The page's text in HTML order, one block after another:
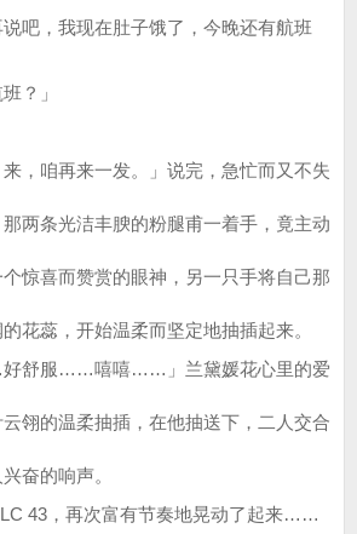
，我现在肚子饿了，今晚还有航班
？」
咱再来一发。」说完，急忙而又不失
两条光洁丰腴的粉腿甫一着手，竟主动
惊喜而赞赏的眼神，另一只手将自己那
花蕊，开始温柔而坚定地抽插起来。
服……嘻嘻……」兰黛媛花心里的爱
翎的温柔抽插，在他抽送下，二人交合
奋的响声。
43，再次富有节奏地晃动了起来……